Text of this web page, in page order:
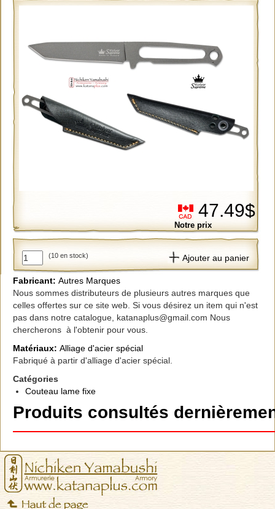
47.49$
Notre prix
(10 en stock) Ajouter au panier
Fabricant: Autres Marques
Nous sommes distributeurs de plusieurs autres marques que
celles offertes sur ce site web. Si vous désirez un item qui n'est
pas dans notre catalogue, katanaplus@gmail.com Nous
chercherons à l'obtenir pour vous.
Matériaux: Alliage d'acier spécial
Fabriqué à partir d'alliage d'acier spécial.
Catégories
Couteau lame fixe
Produits consultés